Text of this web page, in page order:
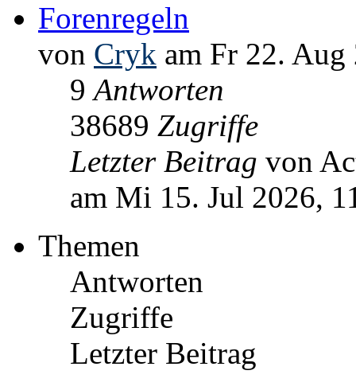
Forenregeln
von Cryk am Fr 22.
9Antworten
38689 Zugriffe
Letzter Beitrag von
am Mi 15. Jul 2026,
Themen
Antworten
Zugriffe
Letzter Beitrag